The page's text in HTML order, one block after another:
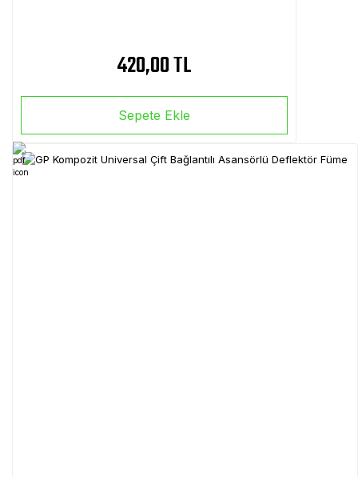
420,00 TL
Sepete Ekle